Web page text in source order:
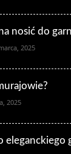
nosić do
2025
2025
eleganckiego